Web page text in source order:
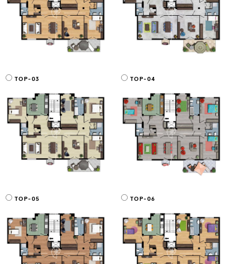
TOP-03 TOP-04
TOP-05 TOP-06